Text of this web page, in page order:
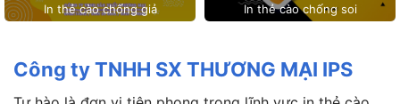
In thẻ cào chống giả In thẻ cào chống soi
Công ty TNHH SX THƯƠNG MẠI IPS